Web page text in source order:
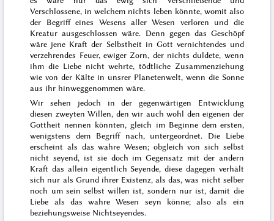
Verschlossene, in welchem nichts leben könnte, womit also
der Begriff eines Wesens aller Wesen verloren und die
Kreatur ausgeschlossen wäre. Denn gegen das Geschöpf
wäre jene Kraft der Selbstheit in Gott vernichtendes und
verzehrendes Feuer, ewiger Zorn, der nichts duldete, wenn
ihm die Liebe nicht wehrte, tödtliche Zusammenziehung
wie von der Kälte in unsrer Planetenwelt, wenn die Sonne
aus ihr hinweggenommen wäre.
Wir sehen jedoch in der gegenwärtigen Entwicklung
diesen zweyten Willen, den wir auch wohl den eigenen der
Gottheit nennen könnten, gleich im Beginne dem ersten,
wenigstens dem Begriff nach, untergeordnet. Die Liebe
erscheint als das wahre Wesen; obgleich von sich selbst
nicht seyend, ist sie doch im Gegensatz mit der andern
Kraft das allein eigentlich Seyende, diese dagegen verhält
sich nur als Grund ihrer Existenz, als das, was nicht selber
noch um sein selbst willen ist, sondern nur ist, damit die
Liebe als das wahre Wesen seyn könne; also als ein
beziehungsweise Nichtseyendes.